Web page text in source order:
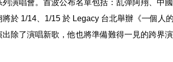
列演唱會。首波公布名單包括：乱彈阿翔、中
將於 1/14 1/15 於 Legacy 台北舉辦《一個人
出除了演唱新歌，他也將準備難得一見的跨界演